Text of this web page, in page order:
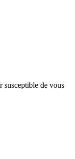
susceptible de vous